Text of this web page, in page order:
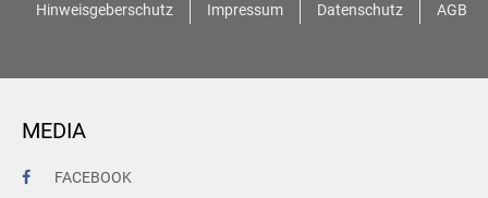
Hinweisgeberschutz Impressum Datenschutz AGB
MEDIA
FACEBOOK